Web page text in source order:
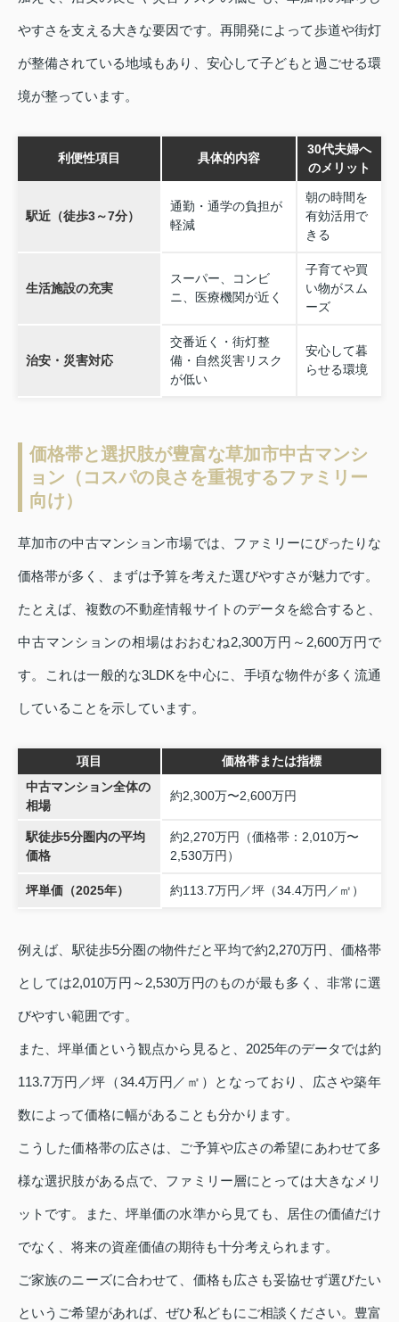
やすさを支える大きな要因です。再開発によって歩道や街灯
が整備されている地域もあり、安心して子どもと過ごせる環
境が整っています。
利便性項目 具体的内容
30代夫婦へ
のメリット
駅近（徒歩3～7分）
通勤・通学の負担が
軽減
朝の時間を
有効活用で
きる
生活施設の充実
スーパー、コンビ
ニ、医療機関が近く
子育てや買
い物がスム
ーズ
治安・災害対応
交番近く・街灯整
備・自然災害リスク
が低い
安心して暮
らせる環境
価格帯と選択肢が豊富な草加市中古マンシ
ョン（コスパの良さを重視するファミリー
向け）
草加市の中古マンション市場では、ファミリーにぴったりな
価格帯が多く、まずは予算を考えた選びやすさが魅力です。
たとえば、複数の不動産情報サイトのデータを総合すると、
中古マンションの相場はおおむね2,300万円～2,600万円で
す。これは一般的な3LDKを中心に、手頃な物件が多く流通
していることを示しています。
項目
価格帯または指標
中古マンション全体の
相場
約2,300万〜2,600万円
駅徒歩5分圏内の平均
価格
約2,270万円（価格帯：2,010万〜
2,530万円）
坪単価（2025年） 約113.7万円／坪（34.4万円／㎡）
例えば、駅徒歩5分圏の物件だと平均で約2,270万円、価格帯
としては2,010万円～2,530万円のものが最も多く、非常に選
びやすい範囲です。
また、坪単価という観点から見ると、2025年のデータでは約
113.7万円／坪（34.4万円／㎡）となっており、広さや築年
数によって価格に幅があることも分かります。
こうした価格帯の広さは、ご予算や広さの希望にあわせて多
様な選択肢がある点で、ファミリー層にとっては大きなメリ
ットです。また、坪単価の水準から見ても、居住の価値だけ
でなく、将来の資産価値の期待も十分考えられます。
ご家族のニーズに合わせて、価格も広さも妥協せず選びたい
というご希望があれば、ぜひ私どもにご相談ください。豊富